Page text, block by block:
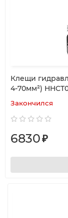
Клещи
4-70мм²)
Закончился
6830₽